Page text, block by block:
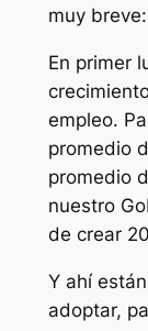
muy breve:
En primer
empleo.
promedio
promedio
nuestro
de crear
Y ahí
adoptar,